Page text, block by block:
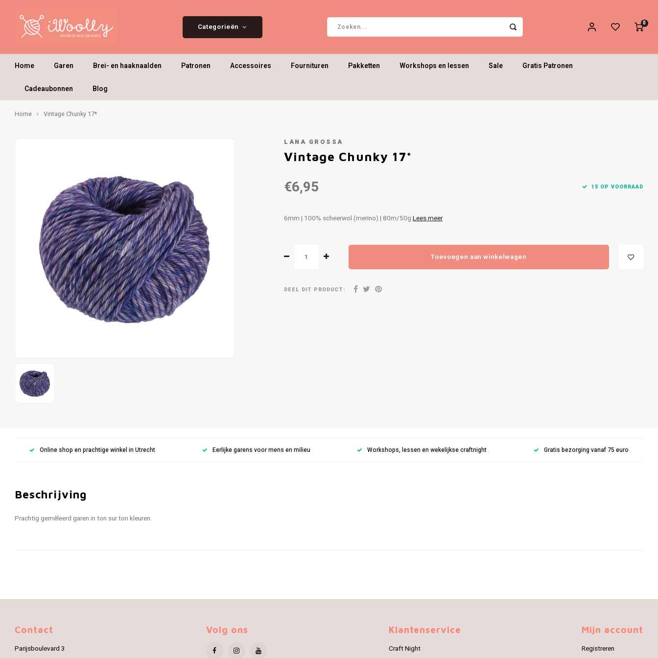
Categorieën 0
Home Garen Brei- en haaknaalden Patronen Accessoires Fournituren Pakketten Workshops en lessen Sale Gratis Patronen
Cadeaubonnen Blog
Home Vintage Chunky 17*
LANA GROSSA
Vintage Chunky 17*
€6,95 15 OP VOORRAAD
6mm | 100% scheerwol (merino) | 80m/50g Lees meer
Toevoegen aan winkelwagen
DEEL DIT PRODUCT:
Online shop en prachtige winkel in Utrecht Eerlijke garens voor mens en milieu Workshops, lessen en wekelijkse craftnight Gratis bezorging vanaf 75 euro
Beschrijving
Prachtig gemêleerd garen in ton sur ton kleuren.
Contact
Parijsboulevard 3
Volg ons Klantenservice
Craft Night
Mijn account
Registreren